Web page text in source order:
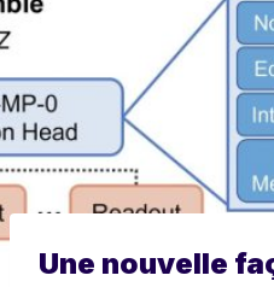
Une nouvelle